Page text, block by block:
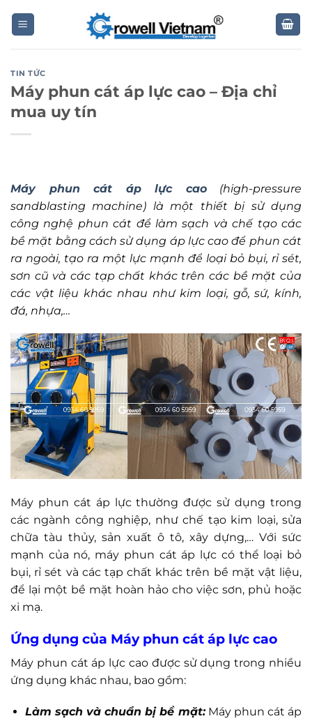
TIN TỨC
Máy phun cát áp lực cao – Địa chỉ
mua uy tín
Máy phun cát áp lực cao(high-pressure
sandblasting machine) là một thiết bị sử dụng
công nghệ phun cát để làm sạch và chế tạo các
bề mặt bằng cách sử dụng áp lực cao để phun cát
ra ngoài, tạo ra một lực mạnh để loại bỏ bụi, rỉ sét,
sơn cũ và các tạp chất khác trên các bề mặt của
các vật liệu khác nhau như kim loại, gỗ, sứ, kính,
đá, nhựa,…
Máy phun cát áp lực thường được sử dụng trong
các ngành công nghiệp, như chế tạo kim loại, sửa
chữa tàu thủy, sản xuất ô tô, xây dựng,… Với sức
mạnh của nó, máy phun cát áp lực có thể loại bỏ
bụi, rỉ sét và các tạp chất khác trên bề mặt vật liệu,
để lại một bề mặt hoàn hảo cho việc sơn, phủ hoặc
xi mạ.
Ứng dụng của Máy phun cát áp lực cao
Máy phun cát áp lực cao được sử dụng trong nhiều
ứng dụng khác nhau, bao gồm:
Làm sạch và chuẩn bị bề mặt:Máy phun cát áp